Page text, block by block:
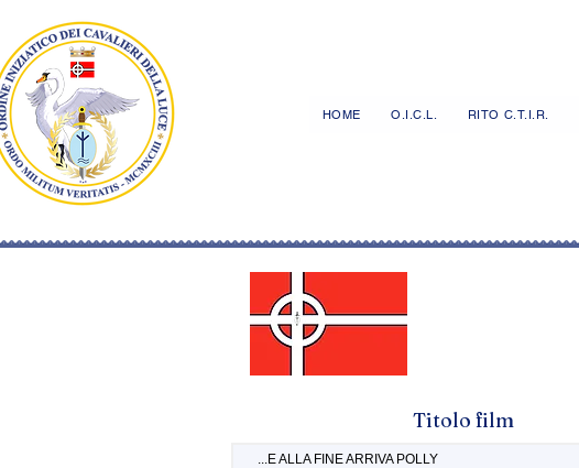
HOME O.I.C.L. RITO C.T.I.R.
Titolo film
...E ALLA FINE ARRIVA POLLY